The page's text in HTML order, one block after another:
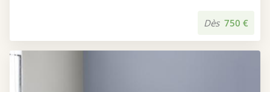
Dès 750 €